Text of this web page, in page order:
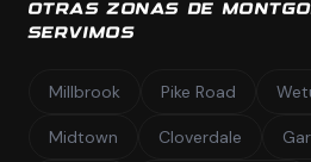
OTRAS ZONAS DE
SERVIMOS
Millbrook Pike Road
Midtown Cloverdale